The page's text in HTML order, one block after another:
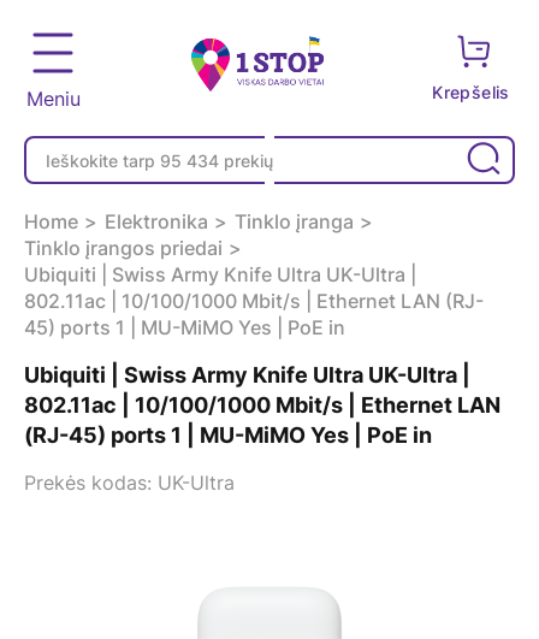
Meniu Krepšelis
Home Elektronika
Tinklo įranga
Tinklo įrangos priedai
Ubiquiti | Swiss Army Knife Ultra UK-Ultra |
802.11ac | 10/100/1000 Mbit/s | Ethernet LAN (RJ-
45) ports 1 | MU-MiMO Yes | PoE in
Ubiquiti | Swiss Army Knife Ultra UK-Ultra |
802.11ac | 10/100/1000 Mbit/s | Ethernet LAN
(RJ-45) ports 1 | MU-MiMO Yes | PoE in
Prekės kodas: UK-Ultra